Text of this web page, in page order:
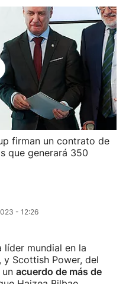
firman un contrato de
que generará 350
- 12:26
líder mundial en la
Scottish Power, del
acuerdo de más de